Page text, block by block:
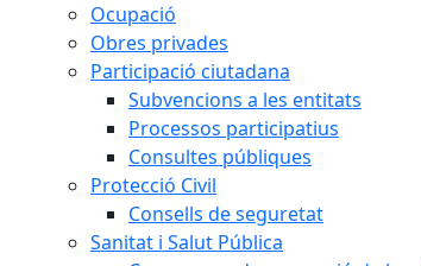
Ocupació
Obres privades
Participació ciutadana
Subvencions a les entitats
Processos participatius
Consultes públiques
Protecció Civil
Consells de seguretat
Sanitat i Salut Pública